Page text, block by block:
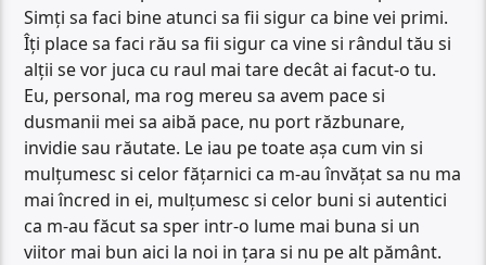
Simți sa faci bine atunci sa fii sigur ca bine vei primi.
Îți place sa faci rău sa fii sigur ca vine si rândul tău si
alții se vor juca cu raul mai tare decât ai facut-o tu.
Eu, personal, ma rog mereu sa avem pace si
dusmanii mei sa aibă pace, nu port răzbunare,
invidie sau răutate. Le iau pe toate așa cum vin si
mulțumesc si celor fățarnici ca m-au învățat sa nu ma
mai încred in ei, mulțumesc si celor buni si autentici
ca m-au făcut sa sper intr-o lume mai buna si un
viitor mai bun aici la noi in țara si nu pe alt pământ.